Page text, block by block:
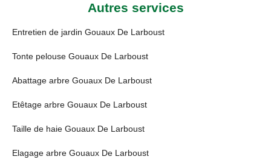
Autres services
Entretien de jardin Gouaux De Larboust
Tonte pelouse Gouaux De Larboust
Abattage arbre Gouaux De Larboust
Etêtage arbre Gouaux De Larboust
Taille de haie Gouaux De Larboust
Elagage arbre Gouaux De Larboust